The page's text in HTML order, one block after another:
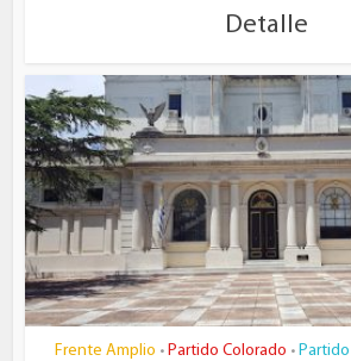
Detalle
Frente Amplio • Partido Colorado •